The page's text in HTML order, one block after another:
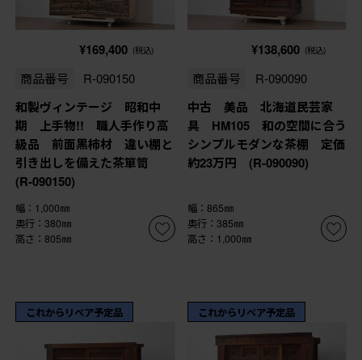
¥169,400 (税込)
商品番号 R-090150
和製ヴィンテージ 昭和中
期 上手物!! 職人手作り高
級品 前面黒柿材 違い棚と
引き出しを備えた茶箪笥
(R-090150)
幅：1,000㎜
奥行：380㎜
高さ：805㎜
¥138,600 (税込)
商品番号 R-090090
中古 美品 北海道民芸家
具 HM105 和の空間に合う
シンプルモダンな茶棚 定価
約23万円 (R-090090)
幅：865㎜
奥行：385㎜
高さ：1,000㎜
これからリペア予定品 これからリペア予定品